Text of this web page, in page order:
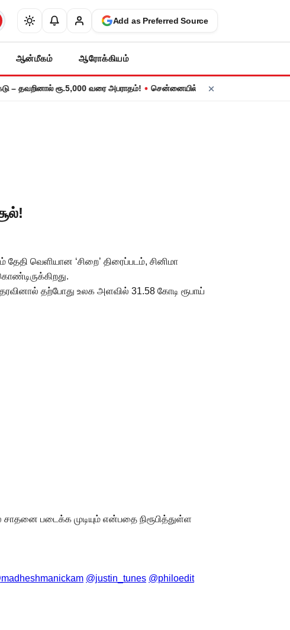
Add as Preferred Source
ஆன்மீகம் ஆரோக்கியம்
ரூ.5,000 வரை அபராதம்! • சென்னையில் நாளை மின் தடை! உங்கள் பகுதியில்
தேதி வெளியான ‘சிறை’ திரைப்படம், சினிமா
தற்போது உலக அளவில் 31.58 கோடி ரூபாய்
படைக்க முடியும் என்பதை நிரூபித்துள்ள
@justin_tunes @philoedit